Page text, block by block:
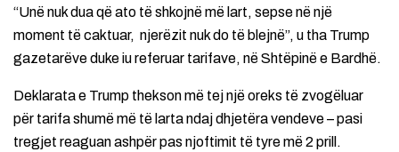
“Unë nuk dua që ato të shkojnë më lart, sepse në një
moment të caktuar, njerëzit nuk do të blejnë”, u tha Trump
gazetarëve duke iu referuar tarifave, në Shtëpinë e Bardhë.
Deklarata e Trump thekson më tej një oreks të zvogëluar
për tarifa shumë më të larta ndaj dhjetëra vendeve – pasi
tregjet reaguan ashpër pas njoftimit të tyre më 2 prill.